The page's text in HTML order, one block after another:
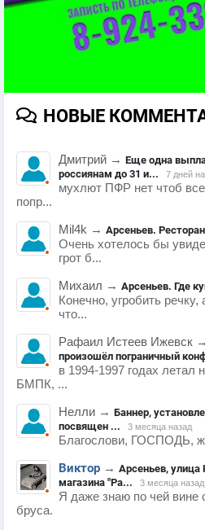
НОВЫЕ
Дмитрий → Еще одна
россиянам до 31 и...
7 дней
мухлют ПФР нет чтоб
попр...
Mil4k → Арсеньев.
Очень хотелось бы
грот б...
Михаил → Арсеньев. Где
Конечно, угробить
что...
Рафаил Истеев Ижевск →
произошёл пограничный
в 1994-1997 годах летал
БМПК, ...
Нелли → Баннер,
посвящен ...
3 месяца назад
Благослови, ГОСПОДЬ,
Виктор → Арсеньев, улица
магазина "Ра...
3 месяца назад
Я даже знаю по чей вине
бруса.